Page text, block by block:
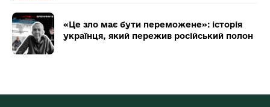
«Це зло має бути переможене»: історія
українця, який пережив російський полон